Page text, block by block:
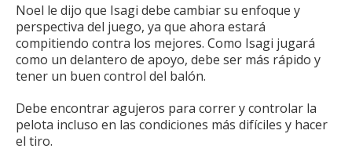
Noel le dijo que Isagi debe cambiar su enfoque y
perspectiva del juego, ya que ahora estará
compitiendo contra los mejores. Como Isagi jugará
como un delantero de apoyo, debe ser más rápido y
tener un buen control del balón.
Debe encontrar agujeros para correr y controlar la
pelota incluso en las condiciones más difíciles y hacer
el tiro.